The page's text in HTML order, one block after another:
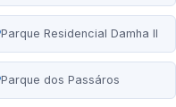
Parque Residencial Damha II
Parque dos Passáros